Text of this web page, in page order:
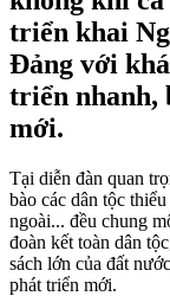
triển khai
Đảng với
triển nhanh,
mới.
Tại diễn đàn quan
bào các dân tộc
ngoài... đều chung
đoàn kết toàn dân
sách lớn của đất
phát triển mới.